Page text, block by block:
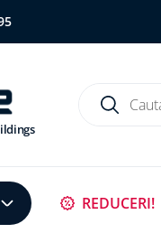
1.
banda
REDUCERI!